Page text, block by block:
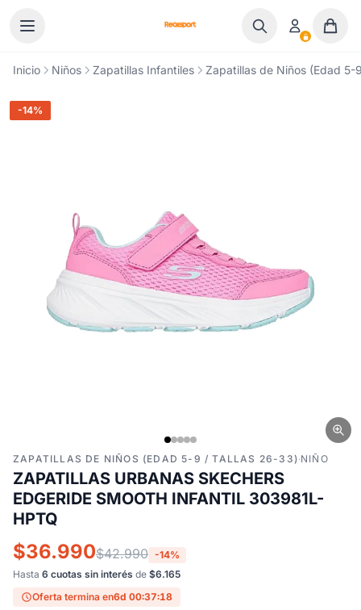
Inicio Niños Zapatillas Infantiles Zapatillas de Niños (Edad
-14%
ZAPATILLAS DE NIÑOS (EDAD 5-9 / TALLAS 26-33)·NIÑO
ZAPATILLAS URBANAS SKECHERS
EDGERIDE SMOOTH INFANTIL 303981L-
HPTQ
$36.990$42.990 -14%
Hasta 6 cuotas sin interés de $6.165
Oferta termina en6d 00:37:17